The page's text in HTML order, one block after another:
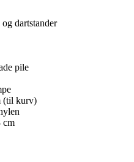
dartstander
pile
(til kurv)
cm